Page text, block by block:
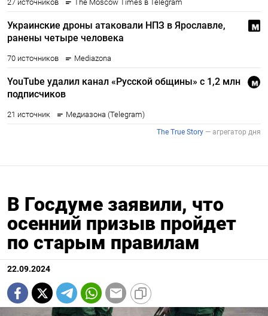
В Госдуме заявили, что
осенний призыв пройдет
по старым правилам
22.09.2024